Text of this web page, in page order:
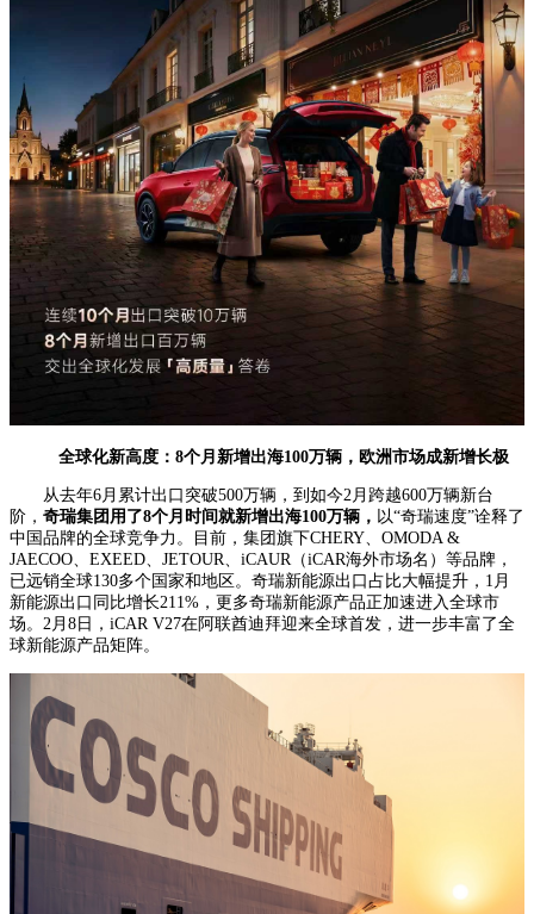
全球化新高度：8个月新增出海100万辆，欧洲市场成新增长极
从去年6月累计出口突破500万辆，到如今2月跨越600万辆新台
阶， 奇瑞集团用了8个月时间就新增出海100万辆， 以“奇瑞速度”诠释了
中国品牌的全球竞争力。目前，集团旗下CHERY、OMODA &
JAECOO、EXEED、JETOUR、 iCAUR（iCAR海外市场名）等品牌，
已远销全球130多个国家和地区。奇瑞新能源出口占比大幅提升，1月
新能源出口同比增长211%，更多奇瑞新能源产品正加速进入全球市
场。2月8日，iCAR V27在阿联酋迪拜迎来全球首发，进一步丰富了全
球新能源产品矩阵。